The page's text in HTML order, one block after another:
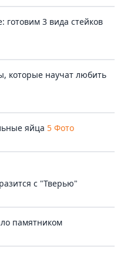
3 вида стейков
научат любить
яйца 5 Фото
с "Тверью"
памятником